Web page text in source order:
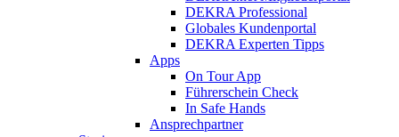
DEKRA Professional
Globales Kundenportal
DEKRA Experten Tipps
Apps
On Tour App
Führerschein Check
In Safe Hands
Ansprechpartner